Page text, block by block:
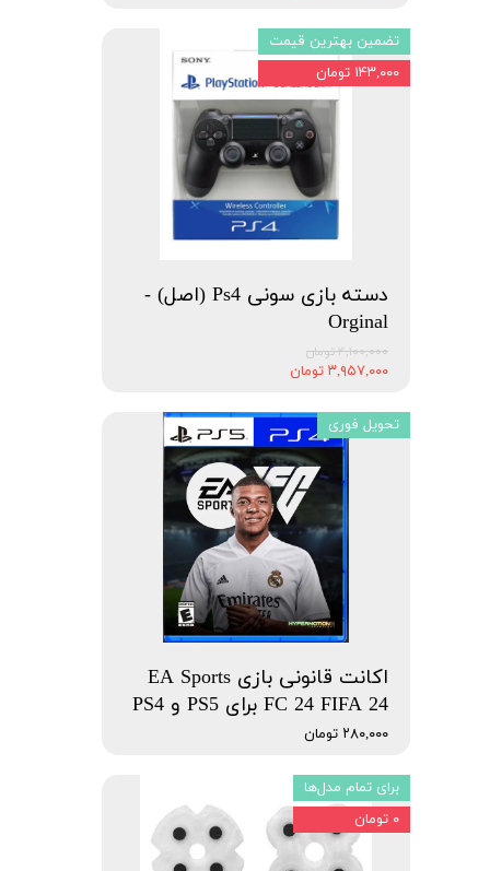
دسته بازی سونی Ps4 (اصل) -
Orginal
۴,۱۰۰,۰۰۰ تومان
۳,۹۵۷,۰۰۰ تومان
تضمین بهترین قیمت
۱۴۳,۰۰۰ تومان
اکانت قانونی بازی EA Sports
FC 24 FIFA 24 برای PS5 و PS4
۲۸۰,۰۰۰ تومان
تحویل فوری
برای تمام مدل‌ها
۰ تومان